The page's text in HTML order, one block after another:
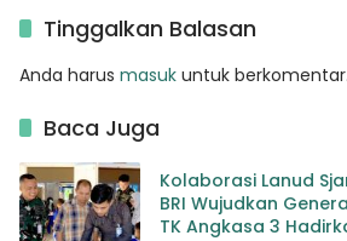
Tinggalkan Balasan
Anda harus masuk untuk berkomentar.
Baca Juga
Kolaborasi Lanud
BRI Wujudkan
TK Angkasa 3